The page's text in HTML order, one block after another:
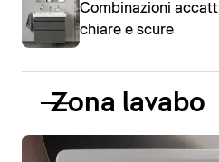
Combinazioni
chiare e scure
Zona lavabo